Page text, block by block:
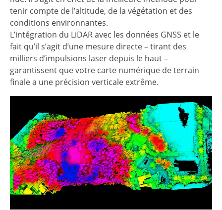
tenir compte de l’altitude, de la végétation et des
conditions environnantes.
L’intégration du LiDAR avec les données GNSS et le
fait qu’il s’agit d’une mesure directe – tirant des
milliers d’impulsions laser depuis le haut –
garantissent que votre carte numérique de terrain
finale a une précision verticale extrême.